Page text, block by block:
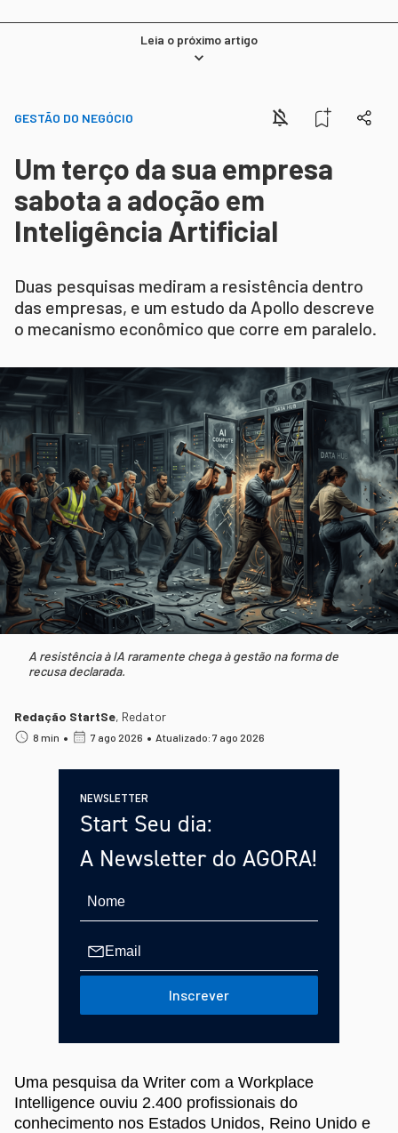
Leia o próximo artigo
GESTÃO DO NEGÓCIO
Um terço da sua empresa
sabota a adoção em
Inteligência Artificial
Duas pesquisas mediram a resistência dentro
das empresas, e um estudo da Apollo descreve
o mecanismo econômico que corre em paralelo.
A resistência à IA raramente chega à gestão na forma de
recusa declarada.
Redação StartSe, Redator
8 min • 7 ago 2026 • Atualizado: 7 ago 2026
NEWSLETTER
Start Seu dia:
A Newsletter do AGORA!
Inscrever
Uma pesquisa da Writer com a Workplace
Intelligence ouviu 2.400 profissionais do
conhecimento nos Estados Unidos, Reino Unido e